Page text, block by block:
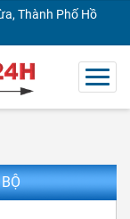
Thành Phố Hồ